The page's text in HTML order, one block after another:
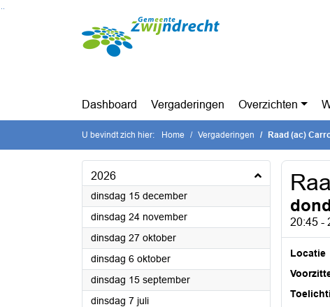
Ga naar de inhoud van deze pagina
Dashboard Vergaderingen Overzichten
U bevindt zich hier: Home Vergaderingen Raad (ac)
2026
dinsdag 15 december2026
dinsdag 24 november2026
dinsdag 27 oktober2026
dinsdag 6 oktober2026
dinsdag 15 september2026
dinsdag 7 juli2026
20:45 -
Locatie